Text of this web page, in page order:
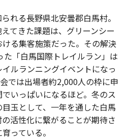
れる長野県北安曇郡白馬村。
てきた課題は、グリーンシー
る集客施策だった。その解決
「白馬国際トレイルラン」は
ルランニングイベントになっ
では出場者約2,000人の枠に申
いっぱいになるほど。冬のス
玉として、一年を通した白馬
活性化に繋がることが期待さ
っている。